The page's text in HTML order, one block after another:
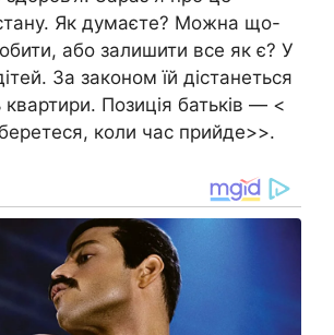
Як думаєте? Можна що-
або залишити все як є? У
За законом їй дістанеться
квартири. Позиція батьків — <
коли час прийде>>.